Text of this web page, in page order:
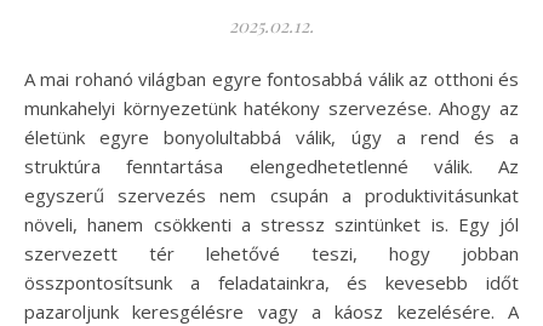
2025.02.12.
A mai rohanó világban egyre fontosabbá válik az otthoni és
munkahelyi környezetünk hatékony szervezése. Ahogy az
életünk egyre bonyolultabbá válik, úgy a rend és a
struktúra fenntartása elengedhetetlenné válik. Az
egyszerű szervezés nem csupán a produktivitásunkat
növeli, hanem csökkenti a stressz szintünket is. Egy jól
szervezett tér lehetővé teszi, hogy jobban
összpontosítsunk a feladatainkra, és kevesebb időt
pazaroljunk keresgélésre vagy a káosz kezelésére. A